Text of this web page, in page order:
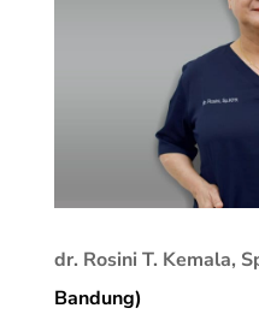
dr. Rosini T. Kemala,
Bandung)